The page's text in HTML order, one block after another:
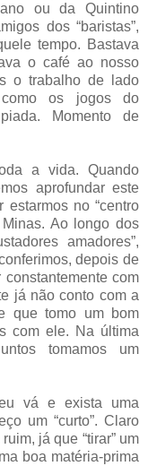
ou da Quintino
dos “baristas”,
tempo. Bastava
o café ao nosso
o trabalho de lado
como os jogos do
Momento de
a vida. Quando
aprofundar este
no “centro
Ao longo dos
amadores”,
depois de
com
já não conto com a
que tomo um bom
com ele. Na última
tomamos um
vá e exista uma
um “curto”. Claro
já que “tirar” um
boa matéria-prima